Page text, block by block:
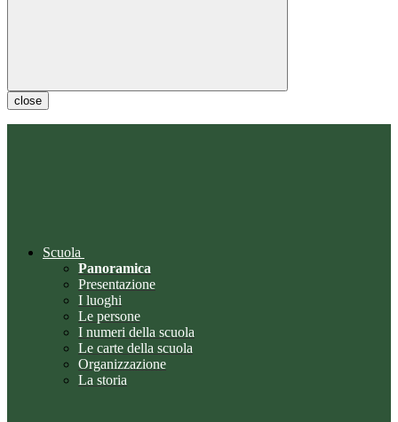
close
Scuola
Panoramica
Presentazione
I luoghi
Le persone
I numeri della scuola
Le carte della scuola
Organizzazione
La storia